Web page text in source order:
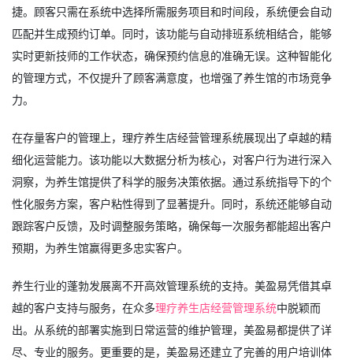
捷。顾客只需在系统中选择所需服务项目和时间段，系统便会自动
匹配并生成预约订单。同时，该功能与自动排班系统相结合，能够
实时更新技师的工作状态，确保预约信息的准确无误。这种智能化
的管理方式，不仅提升了顾客满意度，也增强了养生馆的市场竞争
力。
在存量客户的管理上，理疗养生店经营管理系统展现出了卓越的精
细化运营能力。该功能以大数据分析为核心，对客户行为进行深入
洞察，为养生馆提供了科学的服务决策依据。通过系统指导下的个
性化服务方案，客户粘性得到了显著提升。同时，系统还能够自动
跟踪客户反馈，及时调整服务策略，确保每一次服务都能超出客户
预期，为养生馆赢得更多忠实客户。
养生行业的蓬勃发展离不开高效管理系统的支持。美盈易凭借其卓
越的客户支持与服务，在众多理疗养生店经营管理系统中脱颖而
出。从系统的部署实施到日常运营的维护管理，美盈易都提供了详
尽、专业的服务。更重要的是，美盈易还建立了完善的用户培训体